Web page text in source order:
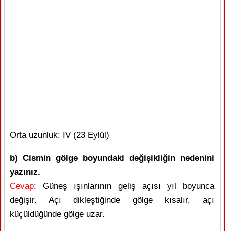
Orta uzunluk: IV (23 Eylül)
b) Cismin gölge boyundaki değişikliğin nedenini
yazınız.
Cevap: Güneş ışınlarının geliş açısı yıl boyunca
değişir. Açı dikleştiğinde gölge kısalır, açı
küçüldüğünde gölge uzar.